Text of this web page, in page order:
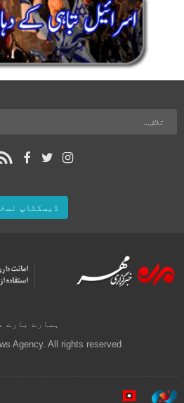
ڈیسکٹاپ
ہمارے بارے
Agency. All rights reserved